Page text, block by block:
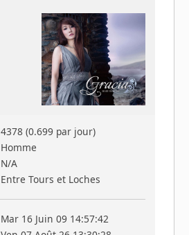
4378 (0.699 par jour)
Homme
N/A
Entre Tours et Loches
Mar 16 Juin 09 14:57:42